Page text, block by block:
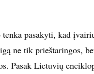
tenka pasakyti, kad
ne tik prieštaringos,
Pasak Lietuvių